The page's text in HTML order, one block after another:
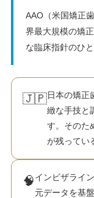
AAO（米国矯正
界最大規模の矯
な臨床指針のひ
🇯🇵日本の矯正
緻な手技と
す。そのた
が残ってい
🧠インビザライ
元データを基